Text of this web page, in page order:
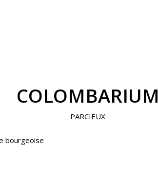
COLOMBARIUM
PARCIEUX
bourgeoise